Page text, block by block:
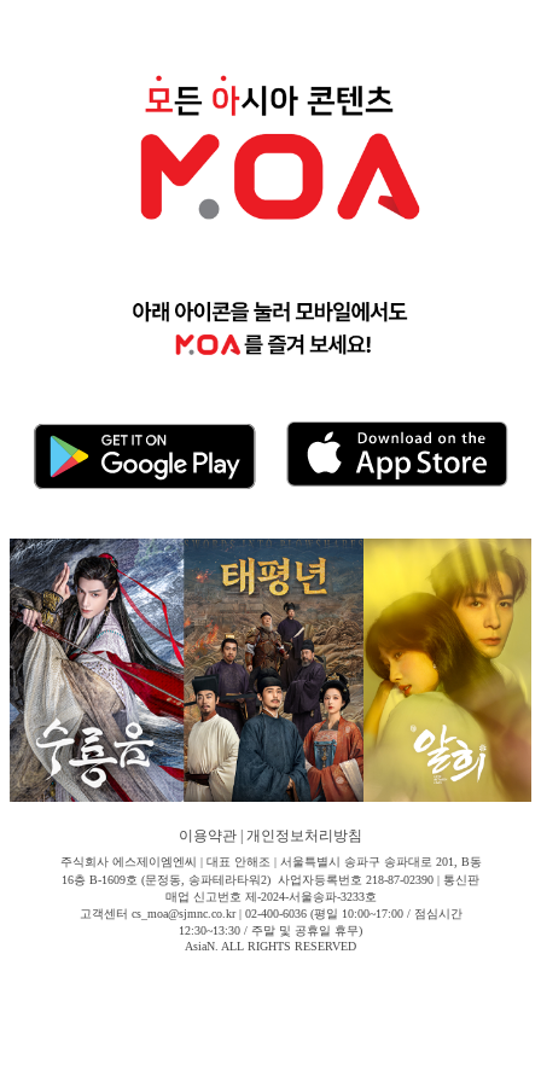
이용약관 개인정보처리방침
주식회사 에스제이엠엔씨 | 대표 안해조 | 서울특별시 송파구 송파대로 201, B동
16층 B-1609호 (문정동, 송파테라타워2) 사업자등록번호 218-87-02390 | 통신판
매업 신고번호 제-2024-서울송파-3233호
고객센터 cs_moa@sjmnc.co.kr | 02-400-6036 (평일 10:00~17:00 / 점심시간
12:30~13:30 / 주말 및 공휴일 휴무)
AsiaN. ALL RIGHTS RESERVED